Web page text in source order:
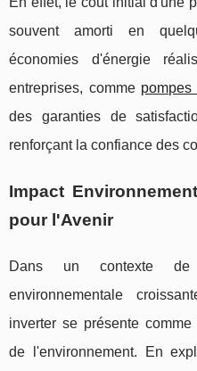
souvent amorti en
économies d'énergie
entreprises, comme pompes
des garanties de
renforçant la confiance des
Impact
pour l'Avenir
Dans un contexte
environnementale
inverter se présente
de l'environnement. En